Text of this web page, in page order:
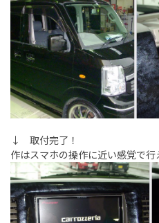
↓ 取付完了
作はスマホの操作に近い感覚で行